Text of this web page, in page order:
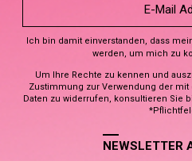
Ich bin damit einverstanden, dass
werden, um mich zu
Um Ihre Rechte zu kennen und
Zustimmung zur Verwendung der
Daten zu widerrufen, konsultieren Sie
NEWSLETTER